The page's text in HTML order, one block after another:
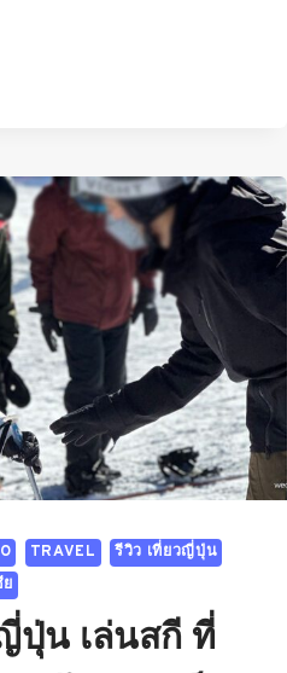
TRAVEL
รีวิว เที่ยวญี่ปุ่น
ย
ปุ่น เล่นสกี ที่